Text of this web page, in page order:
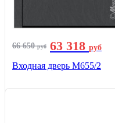
66 650руб 63 318 руб
Входная дверь М655/2